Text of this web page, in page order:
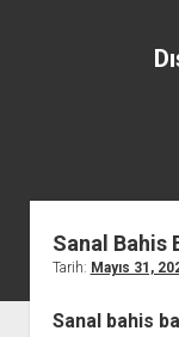
Instagram
Sanal Bahis
Tarih: Mayıs 31,
Sanal bahis